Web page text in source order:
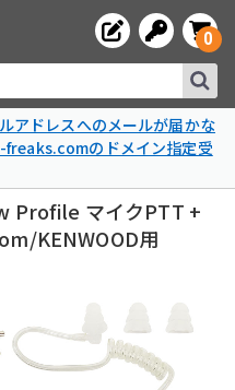
0
アドレスへのメールが届かな
freaks.comのドメイン指定受
Profile マイクPTT +
KENWOOD用